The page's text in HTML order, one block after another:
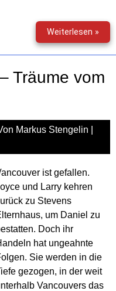
Weiterlesen »
(43)
Fern
Träume vom
Markus Stengelin
ist gefallen.
und Larry kehren
zu Stevens
um Daniel zu
Doch ihr
hat ungeahnte
Sie werden in die
gezogen, in der weit
Vancouvers das